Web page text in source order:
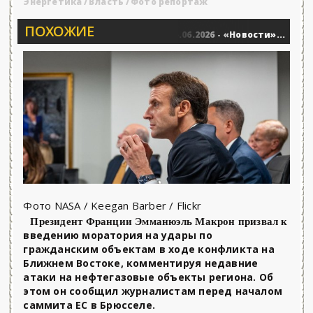
ПОХОЖИЕ
политологов у Соловьёва 25.06.2026 - «Новости»... 0
Фото NASA / Keegan Barber / Flickr
Президент Франции Эмманюэль Макрон призвал к
введению моратория на удары по
гражданским объектам в ходе конфликта на
Ближнем Востоке, комментируя недавние
атаки на нефтегазовые объекты региона. Об
этом он сообщил журналистам перед началом
саммита ЕС в Брюсселе.